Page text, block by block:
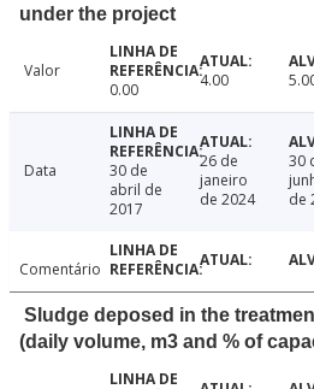
under the project
Valor
0.00
4.00
Data
30 de
abril de
2017
26 de
janeiro
de 2024
30
de
Comentário
Sludge deposed in the
(daily volume, m3 and % of